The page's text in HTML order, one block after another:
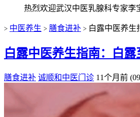
热烈欢迎武汉中医乳腺科专家李
> 中医养生 > 膳食进补 > 白露中医养生
白露中医养生指南：白露
膳食进补 诚顺和中医门诊 11个月前